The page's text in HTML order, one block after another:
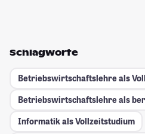
Schlagworte
Betriebswirtschaftslehre als
Betriebswirtschaftslehre als
Informatik als Vollzeitstudium